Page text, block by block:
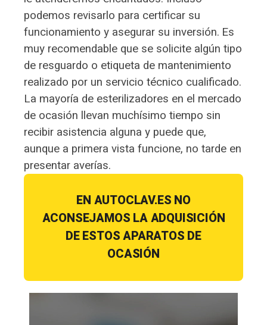
podemos revisarlo para certificar su
funcionamiento y asegurar su inversión. Es
muy recomendable que se solicite algún tipo
de resguardo o etiqueta de mantenimiento
realizado por un servicio técnico cualificado.
La mayoría de esterilizadores en el mercado
de ocasión llevan muchísimo tiempo sin
recibir asistencia alguna y puede que,
aunque a primera vista funcione, no tarde en
presentar averías.
EN AUTOCLAV.ES NO
ACONSEJAMOS LA ADQUISICIÓN
DE ESTOS APARATOS DE
OCASIÓN